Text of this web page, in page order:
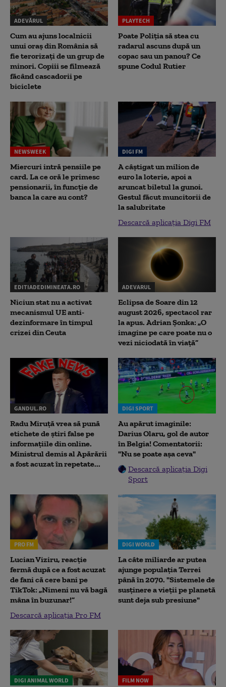
ADEVĂRUL
Cum au ajuns localnicii
unui oraș din România să
fie terorizați de un grup de
minori. Copiii se filmează
făcând cascadorii pe
biciclete
PLAYTECH
Poate Poliția să stea cu
radarul ascuns după un
copac sau un panou? Ce
spune Codul Rutier
NEWSWEEK
Miercuri intră pensiile pe
card. La ce oră le primesc
pensionarii, în funcție de
banca la care au cont?
DIGI FM
A câștigat un milion de
euro la loterie, apoi a
aruncat biletul la gunoi.
Gestul făcut muncitorii de
la salubritate
Descarcă aplicația Digi FM
EDITIADEDIMINEATA.RO
Niciun stat nu a activat
mecanismul UE anti-
dezinformare în timpul
crizei din Ceuta
ADEVARUL
Eclipsa de Soare din 12
august 2026, spectacol rar
la apus. Adrian Șonka: „O
imagine pe care poate nu o
vezi niciodată în viață”
GANDUL.RO
Radu Miruţă vrea să pună
etichete de știri false pe
informațiile din online.
Ministrul demis al Apărării
a fost acuzat în repetate...
DIGI SPORT
Au apărut imaginile:
Darius Olaru, gol de autor
în Belgia! Comentatorii:
"Nu se poate așa ceva"
Descarcă aplicația Digi
Sport
PRO FM
Lucian Viziru, reacție
fermă după ce a fost acuzat
de fani că cere bani pe
TikTok: „Nimeni nu vă bagă
mâna în buzunar!”
Descarcă aplicația Pro FM
DIGI WORLD
La câte miliarde ar putea
ajunge populația Terrei
până în 2070. "Sistemele de
susținere a vieții pe planetă
sunt deja sub presiune"
DIGI ANIMAL WORLD FILM NOW